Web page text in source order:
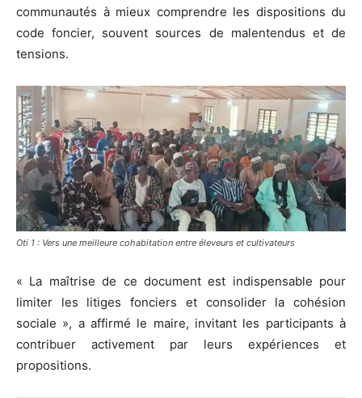
communautés à mieux comprendre les dispositions du
code foncier, souvent sources de malentendus et de
tensions.
Oti 1 : Vers une meilleure cohabitation entre éleveurs et cultivateurs
« La maîtrise de ce document est indispensable pour
limiter les litiges fonciers et consolider la cohésion
sociale », a affirmé le maire, invitant les participants à
contribuer activement par leurs expériences et
propositions.